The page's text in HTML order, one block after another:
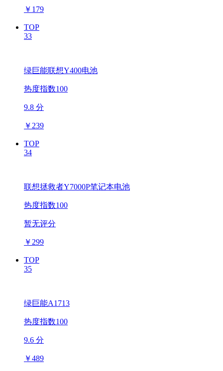
￥ 179
TOP
33
绿巨能联想Y400电池
热度指数100
9.8 分
￥ 239
TOP
34
联想拯救者Y7000P笔记本电池
热度指数100
暂无评分
￥ 299
TOP
35
绿巨能A1713
热度指数100
9.6 分
￥489